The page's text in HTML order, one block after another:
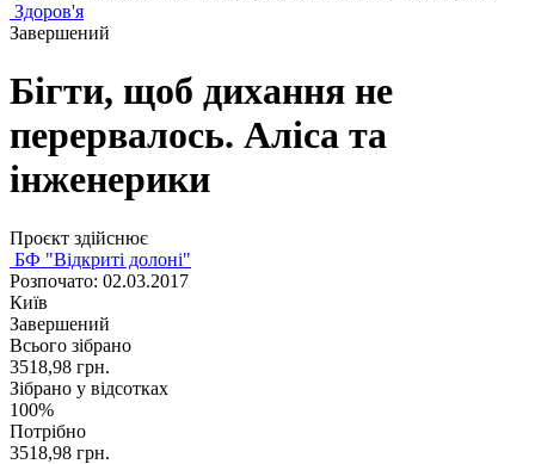
Здоров'я
Завершений
Бігти, щоб дихання не
перервалось. Аліса та
інженерики
Проєкт здійснює
БФ "Відкриті долоні"
Розпочато: 02.03.2017
Київ
Завершений
Всього зібрано
3518,98 грн.
Зібрано у відсотках
100%
Потрібно
3518,98 грн.